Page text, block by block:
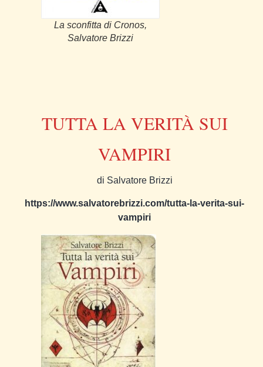
La sconfitta di Cronos,
Salvatore Brizzi
TUTTA LA VERITÀ SUI
VAMPIRI
di Salvatore Brizzi
https://www.salvatorebrizzi.com/tutta-la-verita-sui-
vampiri